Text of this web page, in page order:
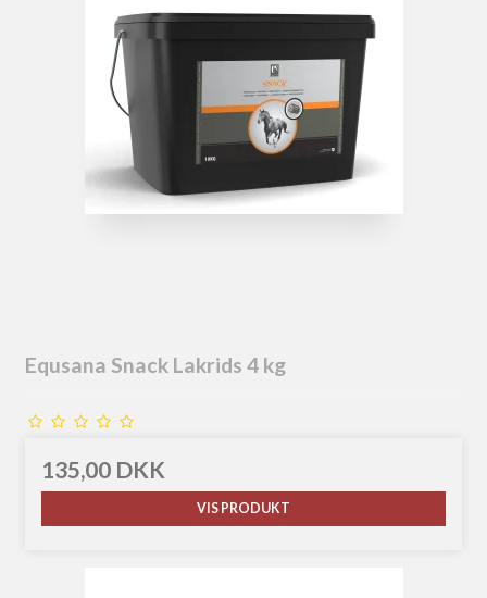
Equsana Snack Lakrids 4 kg
135,00 DKK
VIS PRODUKT